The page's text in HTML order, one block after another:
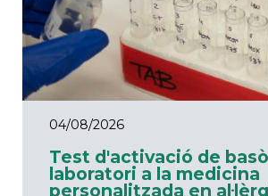
04/08/2026
Test d'activació de
laboratori a la medicina
personalitzada en